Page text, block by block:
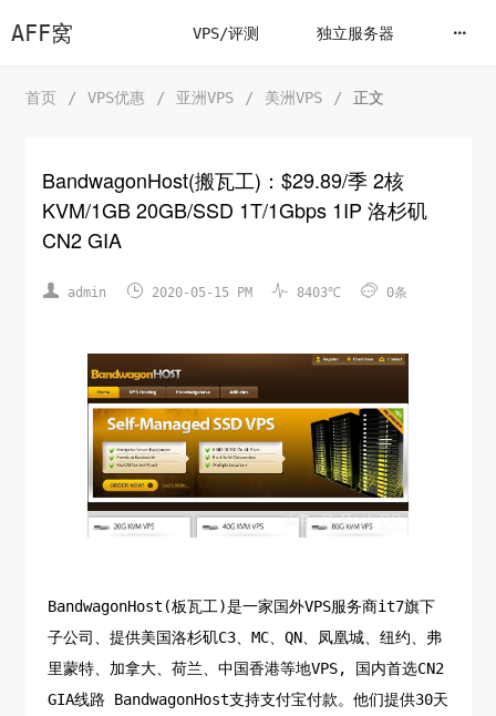
AFF窝 VPS/评测 独立服务器
首页 / VPS优惠 / 亚洲VPS / 美洲VPS / 正文
BandwagonHost(搬瓦工)：$29.89/季 2核
KVM/1GB 20GB/SSD 1T/1Gbps 1IP 洛杉矶
CN2 GIA
 admin  2020-05-15 PM  8403℃  0条
BandwagonHost(板瓦工)是一家国外VPS服务商it7旗下
子公司、提供美国洛杉矶C3、MC、QN、凤凰城、纽约、弗
里蒙特、加拿大、荷兰、中国香港等地VPS, 国内首选CN2
GIA线路 BandwagonHost支持支付宝付款。他们提供30天